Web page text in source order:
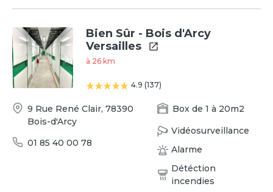
Bien Sûr - Bois d'Arcy
Versailles
à 26 km
4.9 (137)
9 Rue René Clair, 78390
Bois-d'Arcy
01 85 40 00 78
Boxde 1 à 20m2
Vidéosurveillance
Alarme
Détéction
incendies